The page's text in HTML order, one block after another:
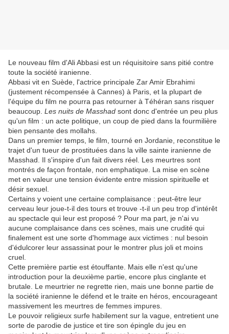
Le nouveau film d'Ali Abbasi est un réquisitoire sans pitié contre
toute la société iranienne.
Abbasi vit en Suède, l'actrice principale Zar Amir Ebrahimi
(justement récompensée à Cannes) à Paris, et la plupart de
l'équipe du film ne pourra pas retourner à Téhéran sans risquer
beaucoup. Les nuits de Masshad sont donc d'entrée un peu plus
qu'un film : un acte politique, un coup de pied dans la fourmilière
bien pensante des mollahs.
Dans un premier temps, le film, tourné en Jordanie, reconstitue le
trajet d'un tueur de prostituées dans la ville sainte iranienne de
Masshad. Il s'inspire d'un fait divers réel. Les meurtres sont
montrés de façon frontale, non emphatique. La mise en scène
met en valeur une tension évidente entre mission spirituelle et
désir sexuel.
Certains y voient une certaine complaisance : peut-être leur
cerveau leur joue-t-il des tours et trouve -t-il un peu trop d'intérêt
au spectacle qui leur est proposé ? Pour ma part, je n'ai vu
aucune complaisance dans ces scènes, mais une crudité qui
finalement est une sorte d'hommage aux victimes : nul besoin
d'édulcorer leur assassinat pour le montrer plus joli et moins
cruel.
Cette première partie est étouffante. Mais elle n'est qu'une
introduction pour la deuxième partie, encore plus cinglante et
brutale. Le meurtrier ne regrette rien, mais une bonne partie de
la société iranienne le défend et le traite en héros, encourageant
massivement les meurtres de femmes impures.
Le pouvoir religieux surfe habilement sur la vague, entretient une
sorte de parodie de justice et tire son épingle du jeu en